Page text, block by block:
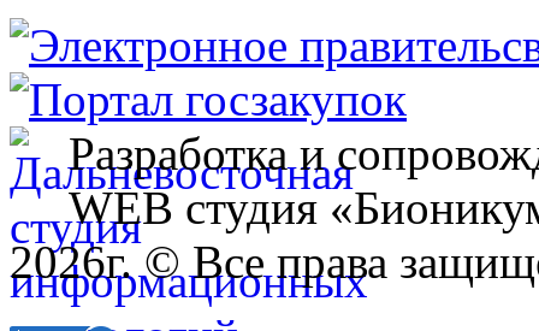
Разработка и
WEB студия
2026г. © Все права